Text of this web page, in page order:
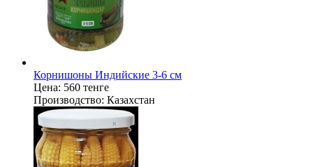
Корнишоны Индийские 3-6 см
Цена: 560 тенге
Производство: Казахстан